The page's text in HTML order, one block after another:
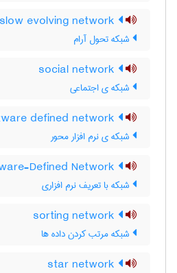
شبکه تحول آرام
شبکه ی اجتماعی
شبکه ی نرم افزار محور
شبکه با تعریف نرم افزاری
شبکه مرتب کردن داده ها